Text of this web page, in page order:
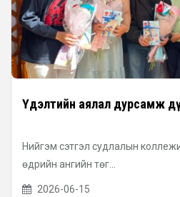
Үдэлтийн аялал дурсамж
Нийгэм сэтгэл судлалын
өдрийн ангийн төг...
2026-06-15